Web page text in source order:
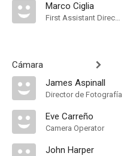
Marco Ciglia
First Assistant Director
Cámara
James Aspinall
Director de Fotografía
Eve Carreño
Camera Operator
John Harper